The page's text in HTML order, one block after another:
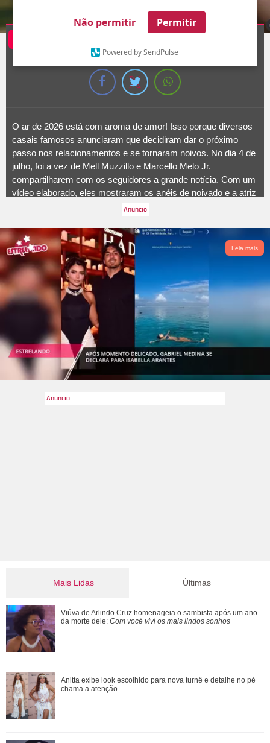
Não permitir Permitir
Powered by SendPulse
Montagem AgNews
1/11
O ar de 2026 está com aroma de amor! Isso porque diversos
casais famosos anunciaram que decidiram dar o próximo
passo nos relacionamentos e se tornaram noivos. No dia 4 de
julho, foi a vez de Mell Muzzillo e Marcello Melo Jr.
compartilharem com os seguidores a grande notícia. Com um
vídeo elaborado, eles mostraram os anéis de noivado e a atriz
Da ficção para a vida real… Um novo
conheceram nas gravações da novelaRenascer , da
Globo, em 2024. Felicidades ao casal, não é? A seguir, saiba
quem mais anunciou noivado em 2026!
Leia mais
Mais Lidas
Bruna Marquezine e Shawn Mendes vivem momento
especial em projeto social durante aniversário...
Bruna Marquezine, Camila Cabello, Hailey Bieber...
Relembre os amores - e affairs - de Shawn ...
Últimas
Viúva de Arlindo Cruz homenageia o sambista após um ano
da morte dele: Com você vivi os mais lindos sonhos
Anitta exibe look escolhido para nova turnê e detalhe no pé
chama a atenção